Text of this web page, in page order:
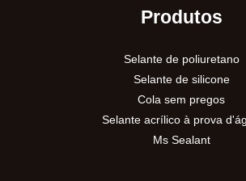
Produtos
Selante de poliuretano
Selante de silicone
Cola sem pregos
Selante acrílico à prova
Ms Sealant